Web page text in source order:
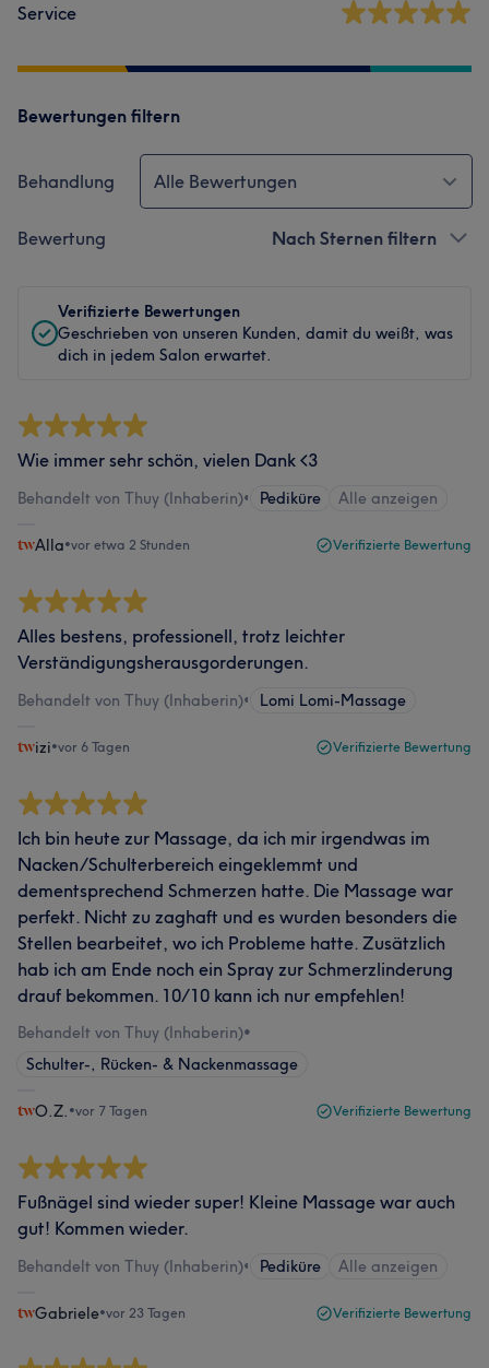
Service
Bewertungen filtern
Behandlung Alle Bewertungen
Bewertung Nach Sternen filtern
Verifizierte Bewertungen
Geschrieben von unseren Kunden, damit du weißt, was
dich in jedem Salon erwartet.
Wie immer sehr schön, vielen Dank <3
Behandelt von Thuy (Inhaberin)• Pediküre Alle anzeigen
Alla•vor etwa 2 Stunden Verifizierte Bewertung
Alles bestens, professionell, trotz leichter
Verständigungsherausgorderungen.
Behandelt von Thuy (Inhaberin)• Lomi Lomi-Massage
izi•vor 6 Tagen Verifizierte Bewertung
Ich bin heute zur Massage, da ich mir irgendwas im
Nacken/Schulterbereich eingeklemmt und
dementsprechend Schmerzen hatte. Die Massage war
perfekt. Nicht zu zaghaft und es wurden besonders die
Stellen bearbeitet, wo ich Probleme hatte. Zusätzlich
hab ich am Ende noch ein Spray zur Schmerzlinderung
drauf bekommen. 10/10 kann ich nur empfehlen!
Behandelt von Thuy (Inhaberin)•
Schulter-, Rücken- & Nackenmassage
O.Z. •vor 7 Tagen Verifizierte Bewertung
Fußnägel sind wieder super! Kleine Massage war auch
gut! Kommen wieder.
Behandelt von Thuy (Inhaberin)• Pediküre Alle anzeigen
Gabriele•vor 23 Tagen Verifizierte Bewertung